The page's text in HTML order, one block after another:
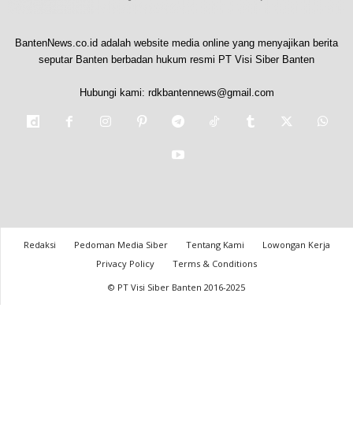
BantenNews.co.id adalah website media online yang menyajikan berita
seputar Banten berbadan hukum resmi PT Visi Siber Banten
Hubungi kami: rdkbantennews@gmail.com
Redaksi Pedoman Media Siber Tentang Kami
Lowongan Kerja
Privacy Policy
Terms & Conditions
© PT Visi Siber Banten 2016-2025